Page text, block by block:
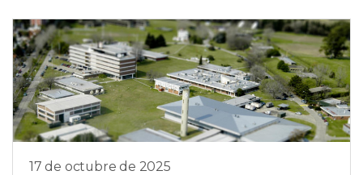
17 de octubre de 2025